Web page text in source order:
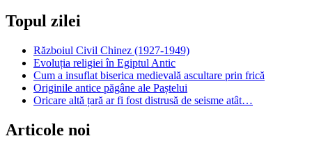
Topul zilei
Războiul Civil Chinez (1927-1949)
Evoluția religiei în Egiptul Antic
Cum a insuflat biserica medievală ascultare prin frică
Originile antice păgâne ale Paștelui
Oricare altă țară ar fi fost distrusă de seisme atât…
Articole noi